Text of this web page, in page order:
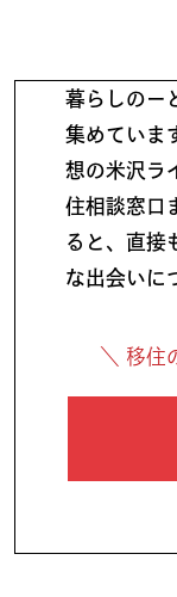
暮らしのー
集めていま
想の米沢ラ
住相談窓口
ると、直接
な出会いに
＼ 移住